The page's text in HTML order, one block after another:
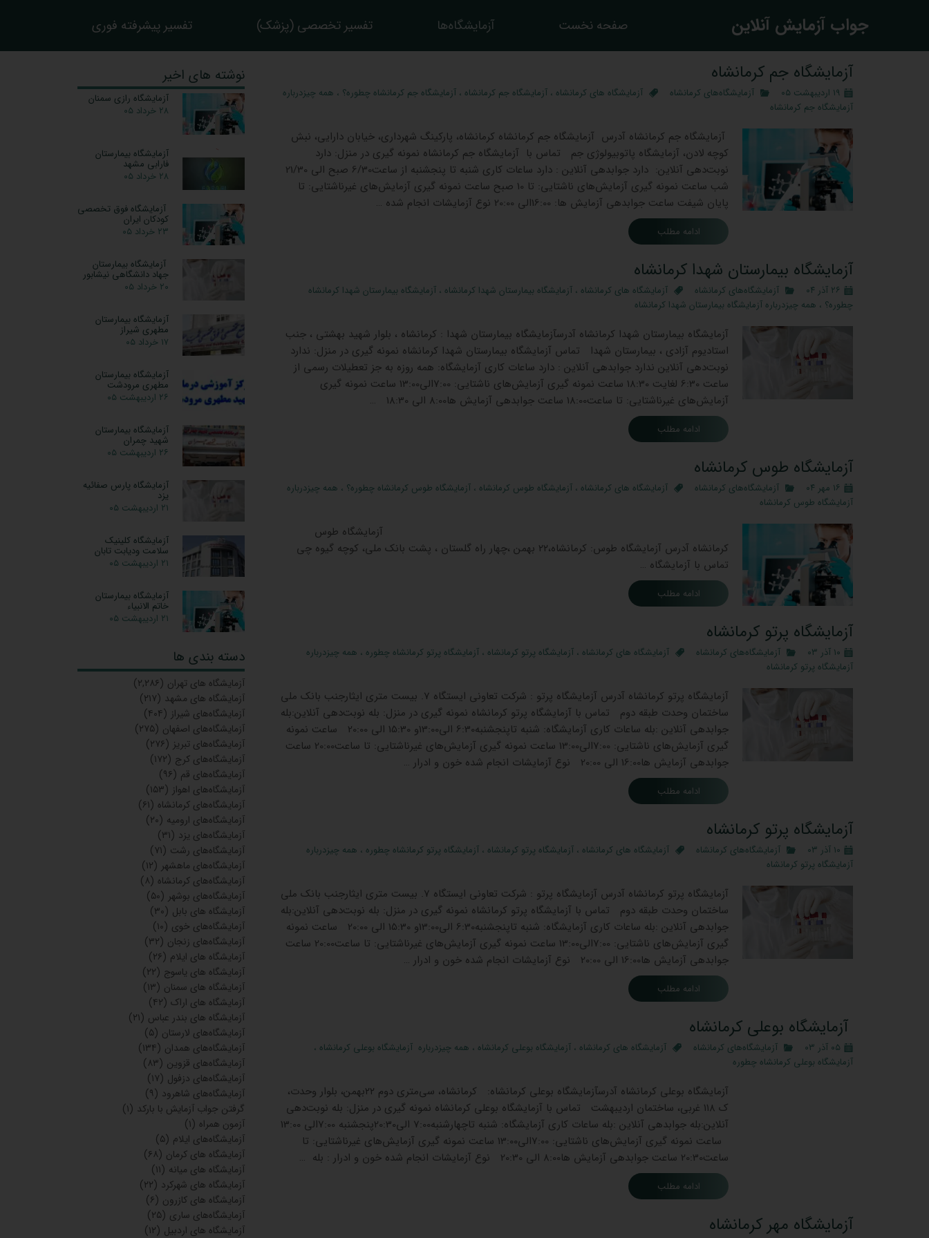
​جواب آزمایش آنلاین صفحه نخست آزمایشگاه‌ها تفسیر تخصصی (پزشک) تفسیر پیشرفته فوری
آزمایشگاه جم کرمانشاه
۱۹ اردیبهشت ۰۵ آزمایشگاه‌های کرمانشاه آزمایشگاه های کرمانشاه ، آزمایشگاه جم کرمانشاه ، آزمایشگاه جم کرمانشاه چطوره؟ ، همه چیزدرباره
آزمایشگاه جم کرمانشاه
آزمایشگاه جم کرمانشاه آدرس آزمایشگاه جم کرمانشاه کرمانشاه، پارکینگ شهرداری، خیابان دارایی، نبش
کوچه لادن، آزمایشگاه پاتوبیولوژی جم تماس با آزمایشگاه جم کرمانشاه نمونه گیری در منزل: دارد
نوبت‌دهی آنلاین: دارد جوابدهی آنلاین : دارد ساعات کاری شنبه تا پنجشنبه از ساعت6/30 صبح الی 21/30
شب ساعت نمونه گیری آزمایش‌های ناشتایی: تا 10 صبح ساعت نمونه گیری آزمایش‌های غیرناشتایی: تا
پایان شیفت ساعت جوابدهی آزمایش ‌ها: 16:00الی 20:00 نوع آزمایشات انجام شده …
ادامه مطلب
آزمایشگاه بیمارستان شهدا کرمانشاه
۲۶ آذر ۰۴ آزمایشگاه‌های کرمانشاه آزمایشگاه های کرمانشاه ، آزمایشگاه بیمارستان شهدا کرمانشاه ، آزمایشگاه بیمارستان شهدا کرمانشاه
چطوره؟ ، همه چیزدرباره آزمایشگاه بیمارستان شهدا کرمانشاه
آزمایشگاه بیمارستان شهدا کرمانشاه آدرسآزمایشگاه بیمارستان شهدا : کرمانشاه ، بلوار شهید بهشتی ، جنب
استادیوم آزادی ، بیمارستان شهدا تماس آزمایشگاه بیمارستان شهدا کرمانشاه نمونه گیری در منزل: ندارد
نوبت‌دهی آنلاین ندارد جوابدهی آنلاین : دارد ساعات کاری آزمایشگاه: همه روزه به جز تعطیلات رسمی از
ساعت 6:30 لغایت 18:30 ساعت نمونه گیری آزمایش‌های ناشتایی: 7:00الی13:00 ساعت نمونه گیری
آزمایش‌های غیرناشتایی: تا ساعت18:00 ساعت جوابدهی آزمایش ‌ها8:00 الی 18:30 …
ادامه مطلب
آزمایشگاه طوس کرمانشاه
۱۶ مهر ۰۴ آزمایشگاه‌های کرمانشاه آزمایشگاه های کرمانشاه ، آزمایشگاه طوس کرمانشاه ، آزمایشگاه طوس کرمانشاه چطوره؟ ، همه چیزدرباره
آزمایشگاه طوس کرمانشاه
آزمایشگاه طوس
کرمانشاه آدرس آزمایشگاه طوس: کرمانشاه،۲۲ بهمن ،چهار راه گلستان ، پشت بانک ملی، کوچه گیوه چی
تماس با آزمایشگاه …
ادامه مطلب
آزمایشگاه پرتو کرمانشاه
۱۰ آذر ۰۳ آزمایشگاه‌های کرمانشاه آزمایشگاه های کرمانشاه ، آزمایشگاه پرتو کرمانشاه ، آزمایشگاه پرتو کرمانشاه چطوره ، همه چیزدرباره
آزمایشگاه پرتو کرمانشاه
آزمایشگاه پرتو کرمانشاه آدرس آزمایشگاه پرتو : شرکت تعاونی ایستگاه 7. بیست متری ایثارجنب بانک ملی
ساختمان وحدت طبقه دوم تماس با آزمایشگاه پرتو کرمانشاه نمونه گیری در منزل: بله نوبت‌دهی آنلاین:بله
جوابدهی آنلاین :بله ساعات کاری آزمایشگاه: شنبه تاپنجشنبه6:30 الی13:00و 15:30 الی 20:00 ساعت نمونه
گیری آزمایش‌های ناشتایی: 7:00الی13:00 ساعت نمونه گیری آزمایش‌های غیرناشتایی: تا ساعت20:00 ساعت
جوابدهی آزمایش ‌ها16:00 الی 20:00 نوع آزمایشات انجام شده خون و ادرار …
ادامه مطلب
آزمایشگاه پرتو کرمانشاه
۱۰ آذر ۰۳ آزمایشگاه‌های کرمانشاه آزمایشگاه های کرمانشاه ، آزمایشگاه پرتو کرمانشاه ، آزمایشگاه پرتو کرمانشاه چطوره ، همه چیزدرباره
آزمایشگاه پرتو کرمانشاه
آزمایشگاه پرتو کرمانشاه آدرس آزمایشگاه پرتو : شرکت تعاونی ایستگاه 7. بیست متری ایثارجنب بانک ملی
ساختمان وحدت طبقه دوم تماس با آزمایشگاه پرتو کرمانشاه نمونه گیری در منزل: بله نوبت‌دهی آنلاین:بله
جوابدهی آنلاین :بله ساعات کاری آزمایشگاه: شنبه تاپنجشنبه6:30 الی13:00و 15:30 الی 20:00 ساعت نمونه
گیری آزمایش‌های ناشتایی: 7:00الی13:00 ساعت نمونه گیری آزمایش‌های غیرناشتایی: تا ساعت20:00 ساعت
جوابدهی آزمایش ‌ها16:00 الی 20:00 نوع آزمایشات انجام شده خون و ادرار …
ادامه مطلب
آزمایشگاه بوعلی کرمانشاه
۰۵ آذر ۰۳ آزمایشگاه‌های کرمانشاه آزمایشگاه های کرمانشاه ، آزمایشگاه بوعلی کرمانشاه ، همه چیزدرباره آزمایشگاه بوعلی کرمانشاه ،
آزمایشگاه بوعلی کرمانشاه چطوره
آزمایشگاه بوعلی کرمانشاه آدرسآزمایشگاه بوعلی کرمانشاه: کرمانشاه، سی‌متری دوم ۲۲بهمن، بلوار وحدت،
ک ۱۱۸ غربی، ساختمان اردیبهشت تماس با آزمایشگاه بوعلی کرمانشاه نمونه گیری در منزل: بله نوبت‌دهی
آنلاین:بله جوابدهی آنلاین :بله ساعات کاری آزمایشگاه: شنبه تاچهارشنبه7:00 الی20:30پنجشنبه 7:00الی 13:00
ساعت نمونه گیری آزمایش‌های ناشتایی: 7:00الی13:00 ساعت نمونه گیری آزمایش‌های غیرناشتایی: تا
ساعت20:30 ساعت جوابدهی آزمایش ‌ها8:00 الی 20:30 نوع آزمایشات انجام شده خون و ادرار : بله …
ادامه مطلب
آزمایشگاه مهر کرمانشاه
نوشته های اخیر
آزمایشگاه رازی سمنان
۲۸ خرداد ۰۵
آزمایشگاه بیمارستان
فارابی مشهد
۲۸ خرداد ۰۵
آزمایشگاه فوق تخصصی
کودکان ایران
۲۳ خرداد ۰۵
آزمایشگاه بیمارستان
جهاد دانشگاهی نیشابور
۲۰ خرداد ۰۵
آزمایشگاه بیمارستان
مطهری شیراز
۱۷ خرداد ۰۵
آزمایشگاه بیمارستان
مطهری مرودشت
۲۶ اردیبهشت ۰۵
آزمایشگاه بیمارستان
شهید چمران
۲۶ اردیبهشت ۰۵
آزمایشگاه پارس صفائیه
یزد
۲۱ اردیبهشت ۰۵
آزمایشگاه کلینیک
سلامت ودیابت تابان
۲۱ اردیبهشت ۰۵
آزمایشگاه بیمارستان
خاتم الانبیاء
۲۱ اردیبهشت ۰۵
دسته بندی ها
آزمایشگاه‌ های تهران (۲,۲۸۶)
آزمایشگاه های مشهد (۲۱۷)
آزمایشگاه‌های شیراز (۴۰۴)
آزمایشگاه‌های اصفهان (۲۷۵)
آزمایشگاه‌های تبریز (۲۷۶)
آزمایشگاه‌های کرج (۱۷۲)
آزمایشگاه‌های قم (۹۶)
آزمایشگاه‌های اهواز (۱۵۳)
آزمایشگاه‌های کرمانشاه (۶۱)
آزمایشگاه‌های ارومیه (۲۰)
آزمایشگاه‌های یزد (۳۱)
آزمایشگاه‌های رشت (۷۱)
آزمایشگاه‌های ماهشهر (۱۲)
آزمایشگاه‌های کرمانشاه (۸)
آزمایشگاه‌های بوشهر (۵۰)
آزمایشگاه های بابل (۳۰)
آزمایشگاه‌های خوی (۱۰)
آزمایشگاه‌های زنجان (۳۲)
آزمایشگاه های ایلام (۲۶)
آزمایشگاه های یاسوج (۲۲)
آزمایشگاه های سمنان (۱۳)
آزمایشگاه های اراک (۴۲)
آزمایشگاه های بندر عباس (۲۱)
آزمایشگاه‌های لارستان (۵)
آزمایشگاه‌های همدان (۱۳۴)
آزمایشگاه‌های قزوین (۸۳)
آزمایشگاه‌های دزفول (۱۷)
آزمایشگاه‌های شاهرود (۹)
گرفتن جواب آزمایش با بارکد (۱)
آزمون همراه (۱)
آزمایشگاه‌های ایلام (۵)
آزمایشگاه های کرمان (۶۸)
آزمایشگاه های میانه (۱۱)
آزمایشگاه های شهرکرد (۲۲)
آزمایشگاه های کازرون (۶)
آزمایشگاه‌های ساری (۲۵)
آزمایشگاه های اردبیل (۱۲)